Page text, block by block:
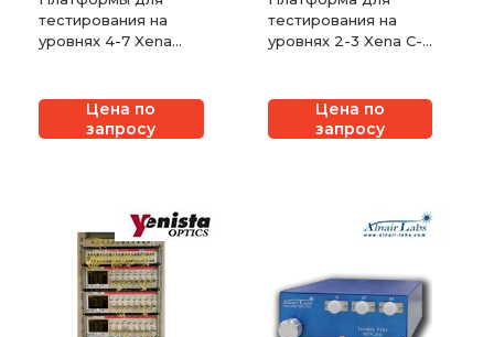
тестирования на
уровнях 4-7 Xena
Цена по
запросу
тестирования на
уровнях 2-3 Xena C-
Цена по
запросу